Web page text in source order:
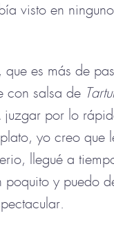
visto en
es más de
con salsa de
juzgar por lo
yo creo que
llegué a
poquito y puedo